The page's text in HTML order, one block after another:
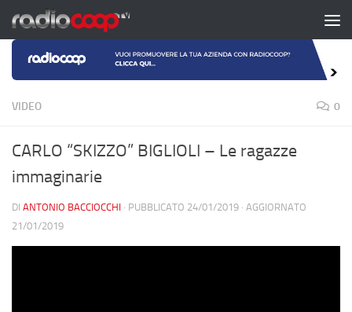
Salta al contenuto
VIDEO 0
CARLO “SKIZZO” BIGLIOLI – Le ragazze
immaginarie
DI ANTONIO BACCIOCCHI · PUBBLICATO 24/01/2019 · AGGIORNATO
21/01/2019